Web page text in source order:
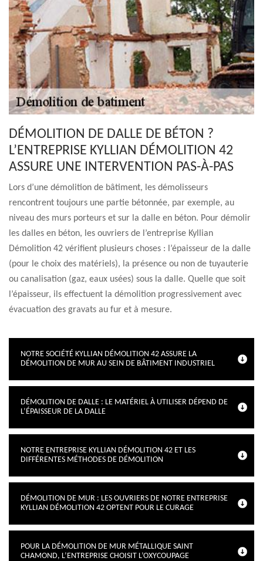
DÉMOLITION DE DALLE DE BÉTON ?
L’ENTREPRISE KYLLIAN DÉMOLITION 42
ASSURE UNE INTERVENTION PAS-À-PAS
Lors d’une démolition de bâtiment, les démolisseurs
rencontrent toujours une partie bétonnée, par exemple, au
niveau des murs porteurs et sur la dalle en béton. Pour démolir
les dalles en béton, les ouvriers de l’entreprise Kyllian
Démolition 42 vérifient plusieurs choses : l’épaisseur de la dalle
(pour le choix des matériels), la présence ou non de tuyauterie
ou canalisation (gaz, eaux usées) sous la dalle. Quelle que soit
l’épaisseur, ils effectuent la démolition progressivement avec
évacuation des gravats au fur et à mesure.
NOTRE SOCIÉTÉ KYLLIAN DÉMOLITION 42 ASSURE LA
DÉMOLITION DE MUR AU SEIN DE BÂTIMENT INDUSTRIEL
DÉMOLITION DE DALLE : LE MATÉRIEL À UTILISER DÉPEND DE
L’ÉPAISSEUR DE LA DALLE
NOTRE ENTREPRISE KYLLIAN DÉMOLITION 42 ET LES
DIFFÉRENTES MÉTHODES DE DÉMOLITION
DÉMOLITION DE MUR : LES OUVRIERS DE NOTRE ENTREPRISE
KYLLIAN DÉMOLITION 42 OPTENT POUR LE CURAGE
POUR LA DÉMOLITION DE MUR MÉTALLIQUE SAINT
CHAMOND, L’ENTREPRISE CHOISIT L’OXYCOUPAGE